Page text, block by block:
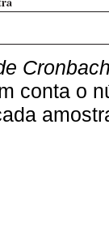
conta o